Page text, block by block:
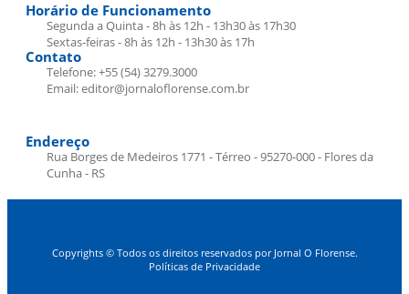
Horário de Funcionamento
Segunda a Quinta - 8h às 12h - 13h30 às 17h30
Sextas-feiras - 8h às 12h - 13h30 às 17h
Contato
Telefone: +55 (54) 3279.3000
Email: editor@jornaloflorense.com.br
Endereço
Rua Borges de Medeiros 1771 - Térreo - 95270-000 - Flores da
Cunha - RS
Copyrights © Todos os direitos reservados por Jornal O Florense.
Políticas de Privacidade